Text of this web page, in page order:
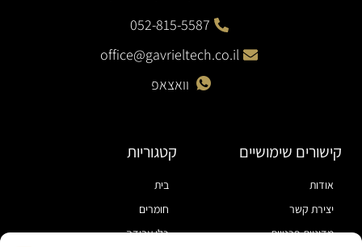
052-815-5587
office@gavrieltech.co.il
וואצאפ
קישורים שימושיים
אודות
יצירת קשר
מדיניות פרטיות
קטגוריות
בית
חומרים
כלי עבודה